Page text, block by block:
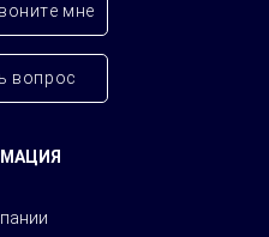
мне
вопрос